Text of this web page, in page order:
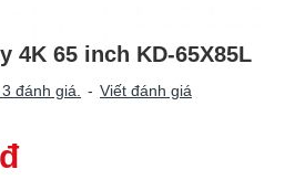
4K 65 inch KD-65X85L
đánh giá. - Viết đánh giá